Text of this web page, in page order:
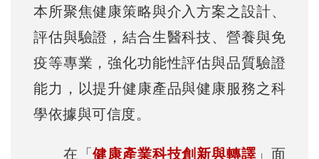
本所聚焦健康策略與介入方案之設計、
評估與驗證，結合生醫科技、營養與免
疫等專業，強化功能性評估與品質驗證
能力，以提升健康產品與健康服務之科
學依據與可信度。
在「健康產業科技創新與轉譯」面